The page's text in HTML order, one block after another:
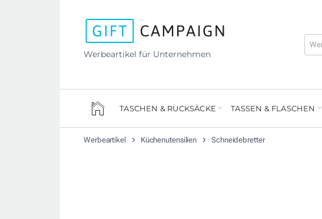
Werbeartikel für Unternehmen
TASCHEN & RUCKSÄCKE TASSEN & FLASCHEN
Werbeartikel Küchenutensilien Schneidebretter